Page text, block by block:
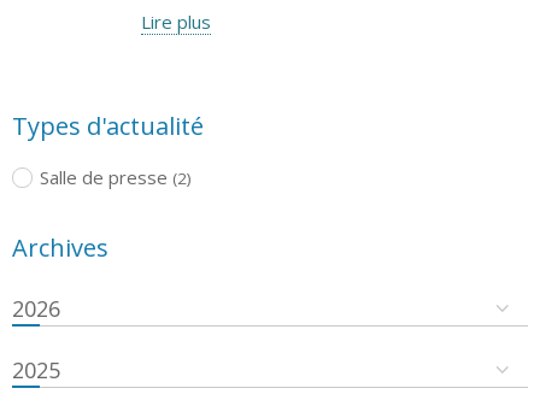
Lire plus
Types d'actualité
Salle de presse (2)
Archives
2026
2025